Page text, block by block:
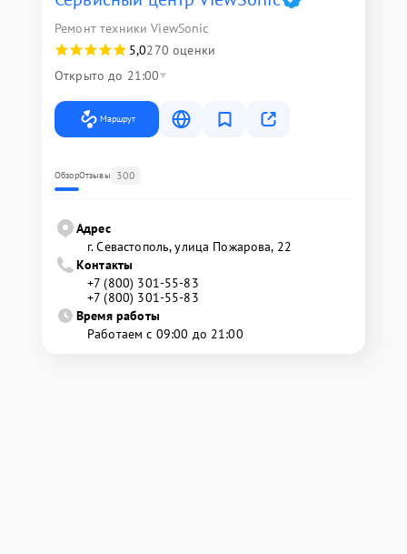
Ремонт техники ViewSonic
5,0270 оценки
Открыто до 21:00
Маршрут
ОбзорОтзывы 300
Адрес
г. Севастополь, улица Пожарова, 22
Контакты
+7 (800) 301-55-83
+7 (800) 301-55-83
Время работы
Работаем с 09:00 до 21:00